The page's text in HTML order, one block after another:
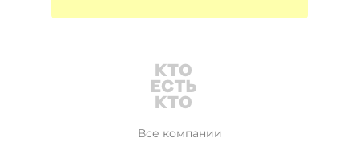
Все компании